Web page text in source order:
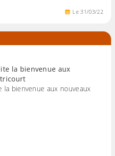
Le31/03/22
la bienvenue aux
bienvenue aux nouveaux